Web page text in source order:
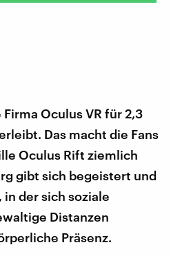
Oculus VR für 2,3
Das macht die Fans
Oculus Rift ziemlich
gibt sich begeistert und
der sich soziale
Distanzen
Präsenz.